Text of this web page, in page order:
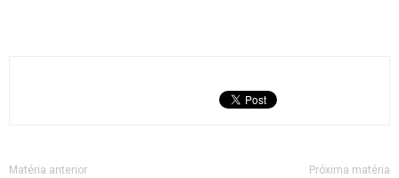
Matéria anterior Próxima matéria